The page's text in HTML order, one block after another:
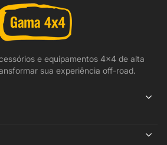
e equipamentos 4x4 de alta
sua experiência off-road.